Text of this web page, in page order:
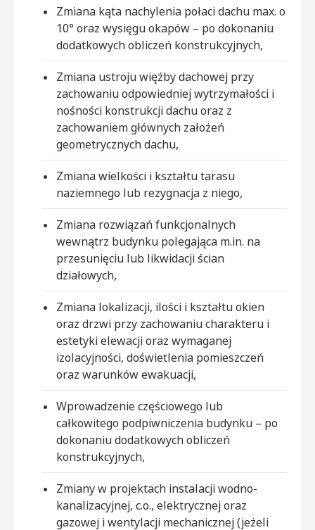
Zmiana kąta nachylenia połaci dachu max. o
10° oraz wysięgu okapów – po dokonaniu
dodatkowych obliczeń konstrukcyjnych,
Zmiana ustroju więźby dachowej przy
zachowaniu odpowiedniej wytrzymałości i
nośności konstrukcji dachu oraz z
zachowaniem głównych założeń
geometrycznych dachu,
Zmiana wielkości i kształtu tarasu
naziemnego lub rezygnacja z niego,
Zmiana rozwiązań funkcjonalnych
wewnątrz budynku polegająca m.in. na
przesunięciu lub likwidacji ścian
działowych,
Zmiana lokalizacji, ilości i kształtu okien
oraz drzwi przy zachowaniu charakteru i
estetyki elewacji oraz wymaganej
izolacyjności, doświetlenia pomieszczeń
oraz warunków ewakuacji,
Wprowadzenie częściowego lub
całkowitego podpiwniczenia budynku – po
dokonaniu dodatkowych obliczeń
konstrukcyjnych,
Zmiany w projektach instalacji wodno-
kanalizacyjnej, c.o., elektrycznej oraz
gazowej i wentylacji mechanicznej (jeżeli